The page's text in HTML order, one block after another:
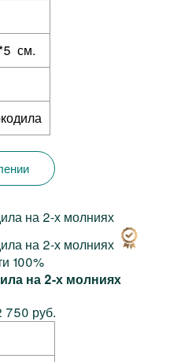
см.
100%
на 2-х молниях
750 руб.